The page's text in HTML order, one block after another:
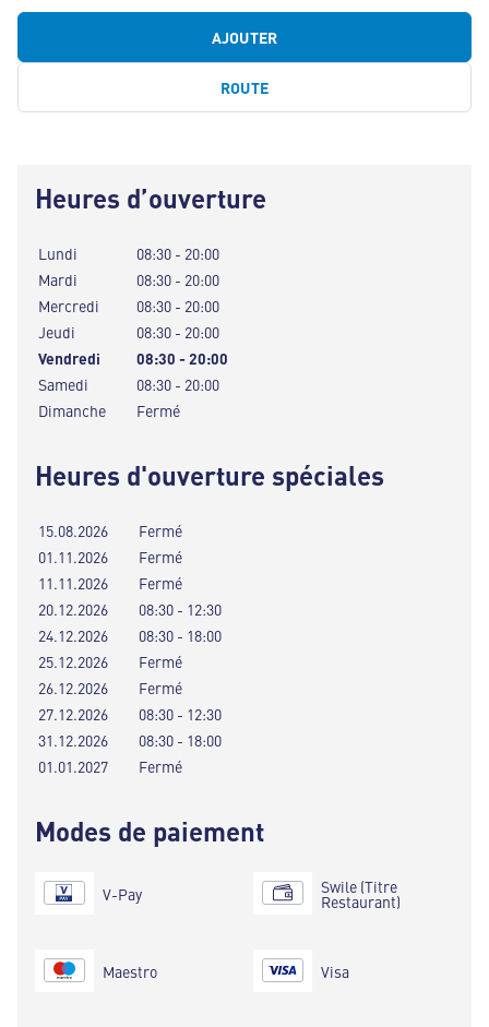
AJOUTER
ROUTE
Heures d’ouverture
Lundi
08:30 - 20:00
Mardi
08:30 - 20:00
Mercredi
08:30 - 20:00
Jeudi
08:30 - 20:00
Vendredi
08:30 - 20:00
Samedi
08:30 - 20:00
Dimanche
Fermé
Heures d'ouverture spéciales
15.08.2026
Fermé
01.11.2026
Fermé
11.11.2026
Fermé
20.12.2026
08:30 - 12:30
24.12.2026
08:30 - 18:00
25.12.2026
Fermé
26.12.2026
Fermé
27.12.2026
08:30 - 12:30
31.12.2026
08:30 - 18:00
01.01.2027
Fermé
Modes de paiement
V-Pay
Maestro
Swile (Titre
Restaurant)
Visa